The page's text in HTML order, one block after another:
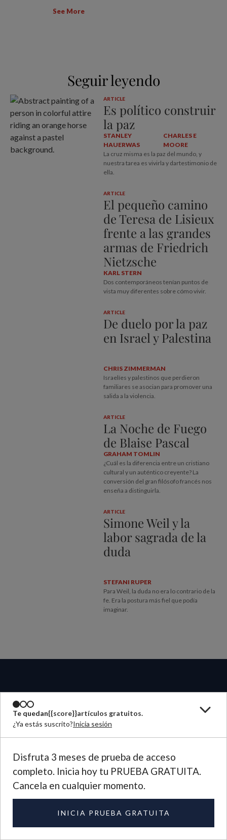
Te quedan{{score}}artículos gratuitos.
¿Ya estás suscrito?Inicia sesión
Disfruta 3 meses de prueba de acceso
completo. Inicia hoy tu PRUEBA GRATUITA.
Cancela en cualquier momento.
INICIA PRUEBA GRATUITA
See More
Seguir leyendo
ARTICLE
Es político construir
la paz
STANLEY
HAUERWAS
CHARLES E
MOORE
La cruz misma es la paz del mundo, y
nuestra tarea es vivirla y dartestimonio de
ella.
ARTICLE
El pequeño camino
de Teresa de Lisieux
frente a las grandes
armas de Friedrich
Nietzsche
KARL STERN
Dos contemporáneos tenían puntos de
vista muy diferentes sobre cómo vivir.
ARTICLE
De duelo por la paz
en Israel y Palestina
CHRIS ZIMMERMAN
Israelíes y palestinos que perdieron
familiares se asocian para promover una
salida a la violencia.
ARTICLE
La Noche de Fuego
de Blaise Pascal
GRAHAM TOMLIN
¿Cuál es la diferencia entre un cristiano
cultural y un auténtico creyente? La
conversión del gran filósofo francés nos
enseña a distinguirla.
ARTICLE
Simone Weil y la
labor sagrada de la
duda
STEFANI RUPER
Para Weil, la duda no era lo contrario de la
fe. Era la postura más fiel que podía
imaginar.
INFORMACIÓN
REVISTA
ESCRÍBANOS
IDIOMA